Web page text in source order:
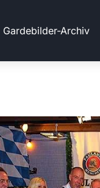
Gardebilder-Archiv